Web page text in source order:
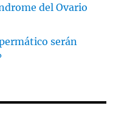
del Ovario
serán